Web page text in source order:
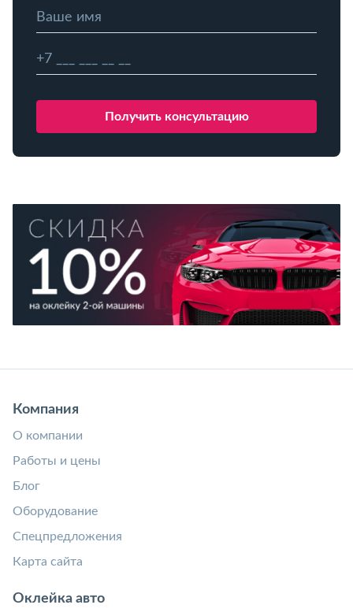
Компания
О компании
Работы и цены
Блог
Оборудование
Спецпредложения
Карта сайта
Оклейка авто